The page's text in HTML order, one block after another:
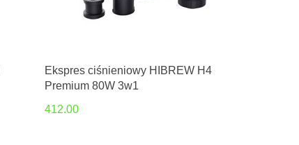
Ekspres ciśnieniowy HIBREW H4
Premium 80W 3w1
412.00